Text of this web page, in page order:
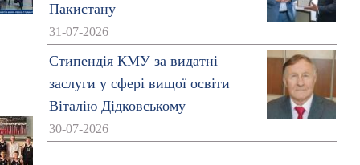
Пакистану
31-07-2026
Стипендія КМУ за видатні
заслуги у сфері вищої освіти
Віталію Дідковському
30-07-2026